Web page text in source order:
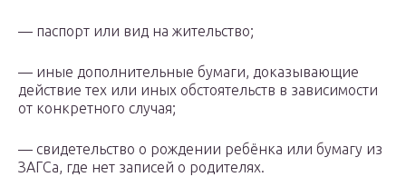
— паспорт или вид на жительство;
— иные дополнительные бумаги, доказывающие
действие тех или иных обстоятельств в зависимости
от конкретного случая;
— свидетельство о рождении ребёнка или бумагу из
ЗАГСа, где нет записей о родителях.